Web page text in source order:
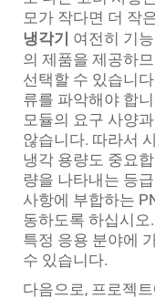
모가 작다면 더 작
냉각기 여전히 기
의 제품을 제공하
선택할 수 있습니
류를 파악해야 합
모듈의 요구 사양
않습니다. 따라서
냉각 용량도 중요
량을 나타내는 등
사항에 부합하는
동하도록 하십시
특정 응용 분야에
수 있습니다.
다음으로, 프로젝